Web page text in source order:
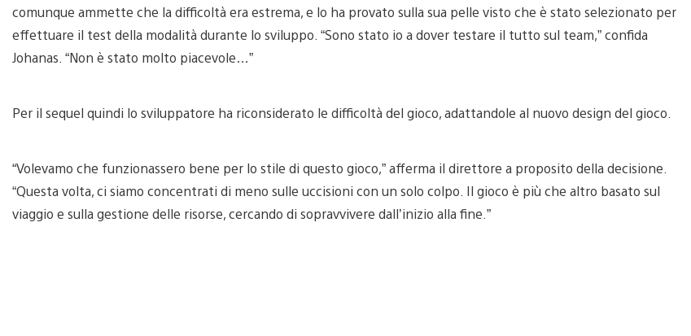
comunque ammette che la difficoltà era estrema, e lo ha provato sulla sua pelle visto che è stato selezionato per
effettuare il test della modalità durante lo sviluppo. “Sono stato io a dover testare il tutto sul team,” confida
Johanas. “Non è stato molto piacevole…”
Per il sequel quindi lo sviluppatore ha riconsiderato le difficoltà del gioco, adattandole al nuovo design del gioco.
“Volevamo che funzionassero bene per lo stile di questo gioco,” afferma il direttore a proposito della decisione.
“Questa volta, ci siamo concentrati di meno sulle uccisioni con un solo colpo. Il gioco è più che altro basato sul
viaggio e sulla gestione delle risorse, cercando di sopravvivere dall’inizio alla fine.”